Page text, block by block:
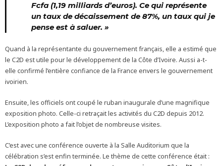
Fcfa (1,19 milliards d’euros). Ce qui représente
un taux de décaissement de 87%, un taux qui je
pense est à saluer. »
Quand à la représentante du gouvernement français, elle a estimé que
le C2D est utile pour le développement de la Côte d’Ivoire. Aussi a-t-
elle confirmé l’entière confiance de la France envers le gouvernement
ivoirien.
Ensuite, les officiels ont coupé le ruban inaugurale d’une magnifique
exposition photo. Celle-ci retraçait les activités du C2D depuis 2012.
L’exposition photo a fait l’objet de nombreuse visites.
C’est avec une conférence ouverte à la Salle Auditorium que la
célébration s’est enfin terminée. Le thème de cette conférence était :